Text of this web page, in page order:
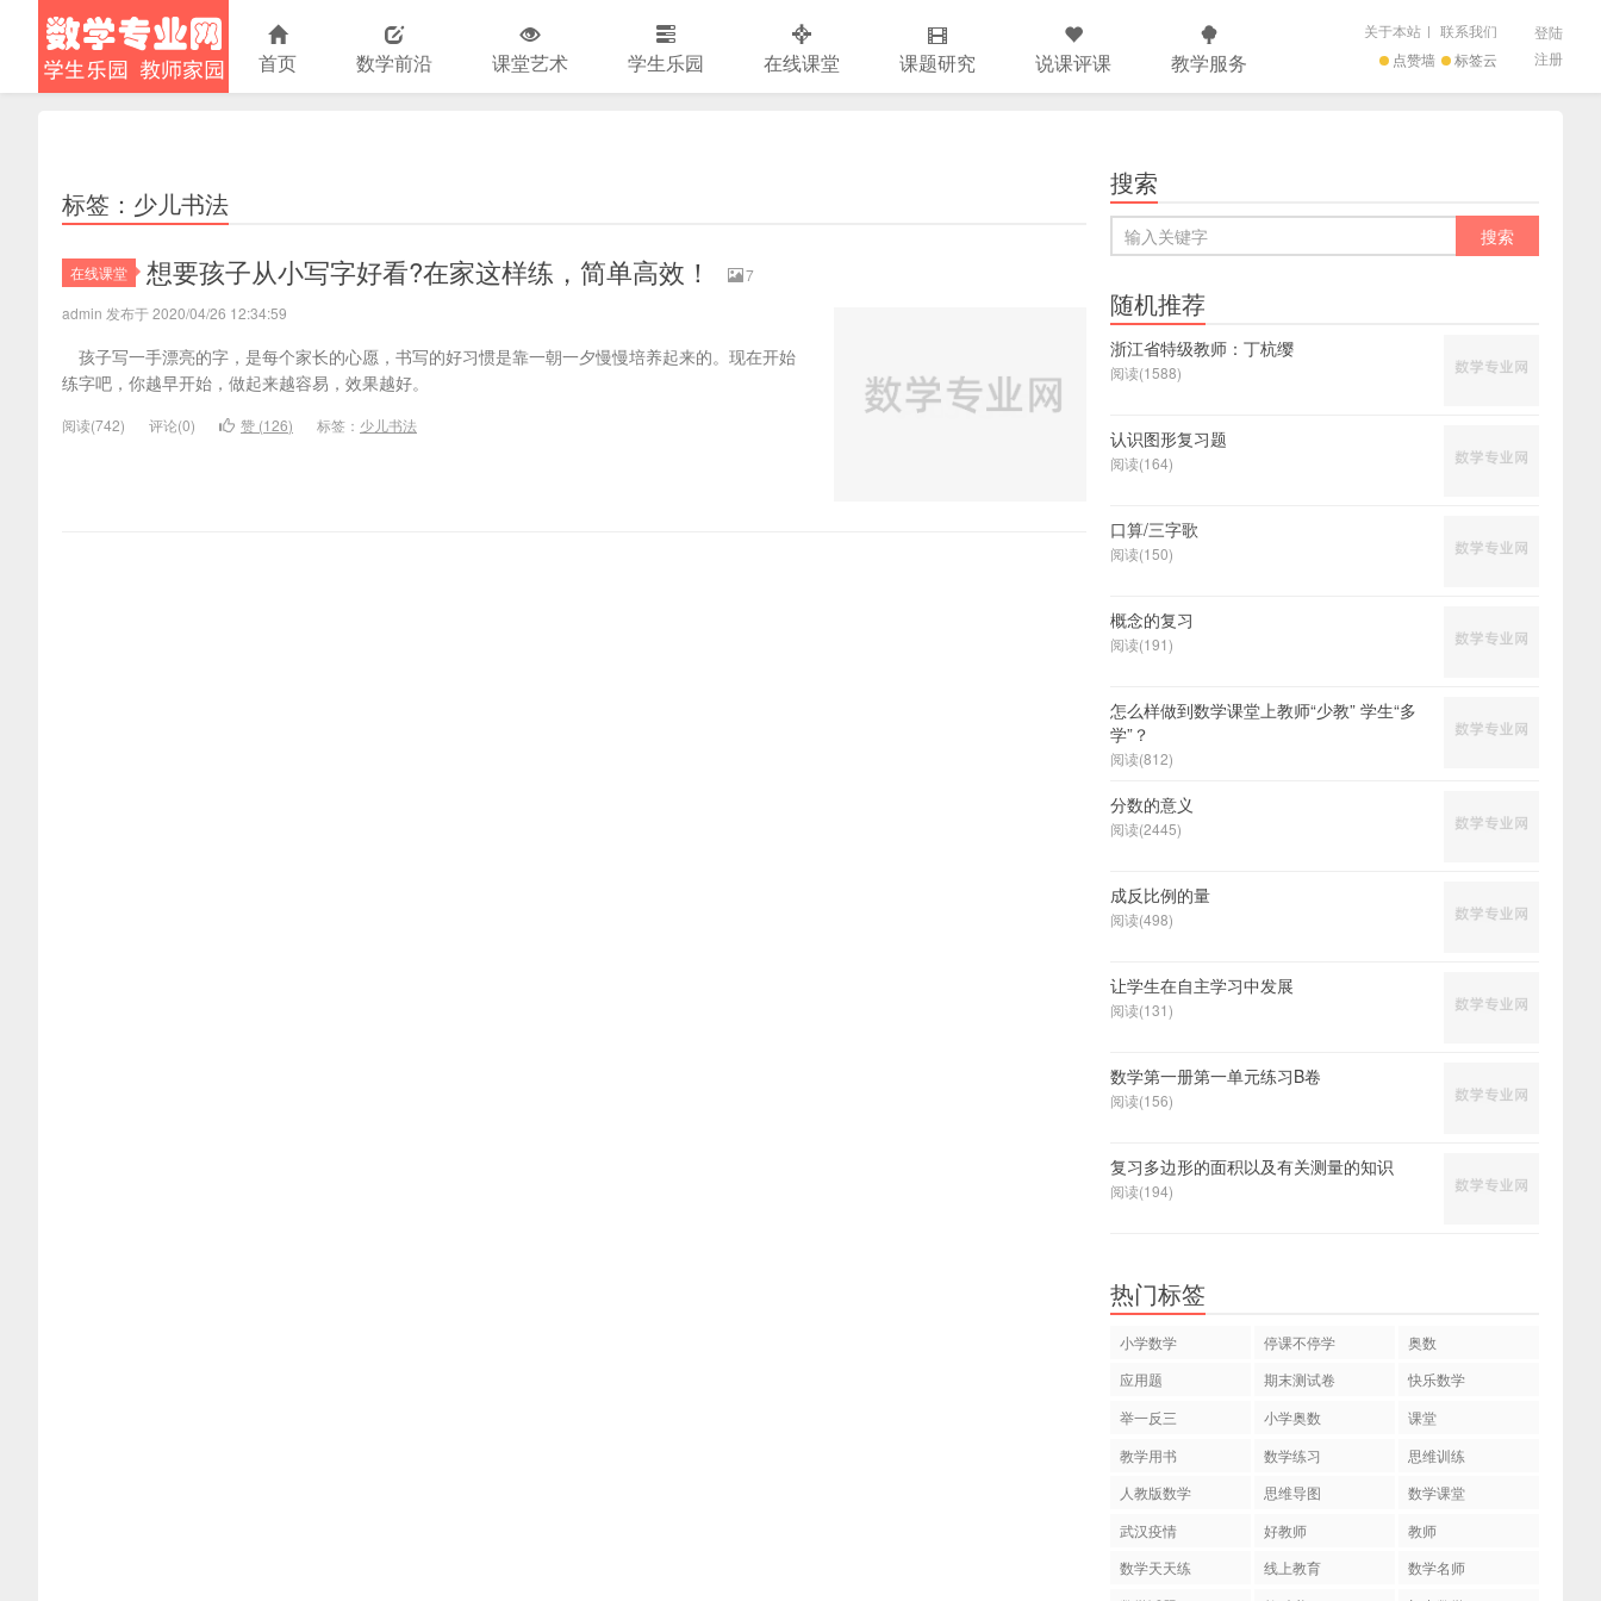
小学数学
首页 数学前沿 课堂艺术 学生乐园 在线课堂 课题研究 说课评课 教学服务 点赞墙 标签云
关于本站 | 联系我们
登陆
注册
标签：少儿书法
在线课堂 想要孩子从小写字好看?在家这样练，简单高效！
7
admin 发布于 2020/04/26 12:34:59
孩子写一手漂亮的字，是每个家长的心愿，书写的好习惯是靠一朝一夕慢慢培养起来的。现在开始
练字吧，你越早开始，做起来越容易，效果越好。
阅读(742) 评论(0) 赞 (126) 标签： 少儿书法
搜索
随机推荐
浙江省特级教师：丁杭缨
阅读(1588)
认识图形复习题
阅读(164)
口算/三字歌
阅读(150)
概念的复习
阅读(191)
怎么样做到数学课堂上教师“少教” 学生“多
学”？
阅读(812)
分数的意义
阅读(2445)
成反比例的量
阅读(498)
让学生在自主学习中发展
阅读(131)
数学第一册第一单元练习B卷
阅读(156)
复习多边形的面积以及有关测量的知识
阅读(194)
热门标签
小学数学 停课不停学
奥数
应用题
期末测试卷
快乐数学
举一反三
小学奥数
课堂
教学用书
数学练习
思维训练
人教版数学
思维导图
数学课堂
武汉疫情
好教师
教师
数学天天练
线上教育
数学名师